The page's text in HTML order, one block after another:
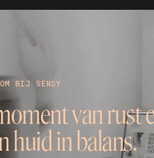
BIJ SENSY
van rust
huid in balans.